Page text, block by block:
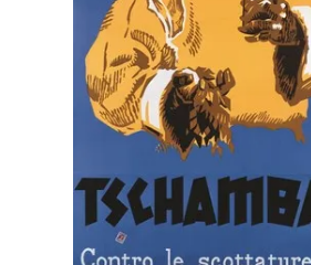
GÉNÉRALES
VENTE
MENTIONS
LÉGALES
CONFIDENTIALITÉ
JALONS